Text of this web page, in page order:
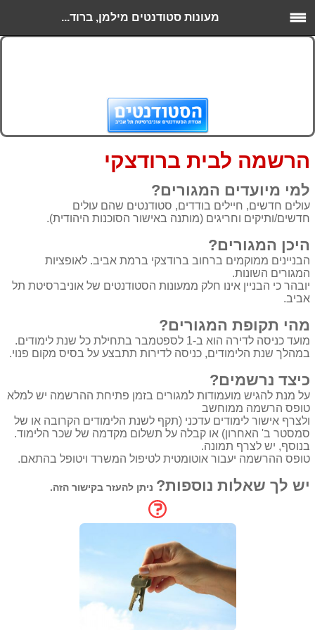
מעונות סטודנטים מילמן, ברוד...
הרשמה לבית ברודצקי
למי מיועדים המגורים?
עולים חדשים, חיילים בודדים, סטודנטים שהם עולים
חדשים/ותיקים וחריגים (מותנה באישור הסוכנות היהודית).
היכן המגורים?
הבניינים ממוקמים ברחוב ברודצקי ברמת אביב. לאופציות
המגורים השונות.
יובהר כי הבניין אינו חלק ממעונות הסטודנטים של אוניברסיטת תל
אביב.
מהי תקופת המגורים?
מועד כניסה לדירה הוא ב-1 לספטמבר בתחילת כל שנת לימודים.
במהלך שנת הלימודים, כניסה לדירות תתבצע על בסיס מקום פנוי.
כיצד נרשמים?
על מנת להגיש מועמודות למגורים בזמן פתיחת ההרשמה יש למלא
טופס הרשמה ממוחשב
ולצרף אישור לימודים עדכני (תקף לשנת הלימודים הקרובה או של
סמסטר ב' האחרון) או קבלה על תשלום מקדמה של שכר הלימוד.
בנוסף, יש לצרף תמונה.
טופס ההרשמה יעבור אוטומטית לטיפול המשרד ויטופל בהתאם.
יש לך שאלות נוספות? ניתן להעזר בקישור הזה.